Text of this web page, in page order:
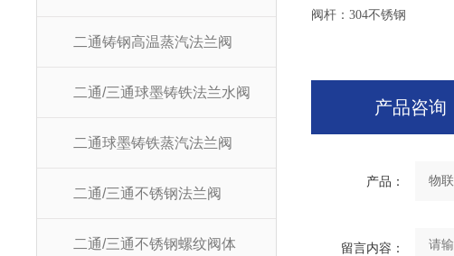
二通铸钢高温蒸汽法兰阀
二通/三通球墨铸铁法兰水阀
二通球墨铸铁蒸汽法兰阀
二通/三通不锈钢法兰阀
二通/三通不锈钢螺纹阀体
阀杆：304不锈钢
产品咨询
产品：
留言内容：